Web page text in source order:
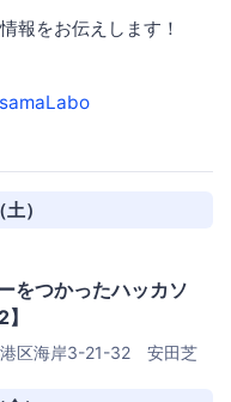
報をお伝えします！
）
をつかったハッカソ
港区海岸3-21-32 安田芝